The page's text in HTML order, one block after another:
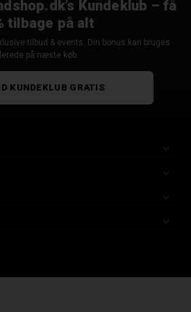
Kundeklub – få
tilbage på alt
tilbud & events. Din bonus kan bruges
på næste køb.
KUNDEKLUB GRATIS